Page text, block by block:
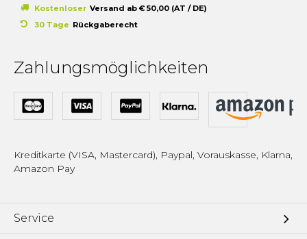
Kostenloser Versand ab € 50,00 (AT / DE)
30 Tage Rückgaberecht
Zahlungsmöglichkeiten
Kreditkarte (VISA, Mastercard), Paypal, Vorauskasse, Klarna,
Amazon Pay
Service